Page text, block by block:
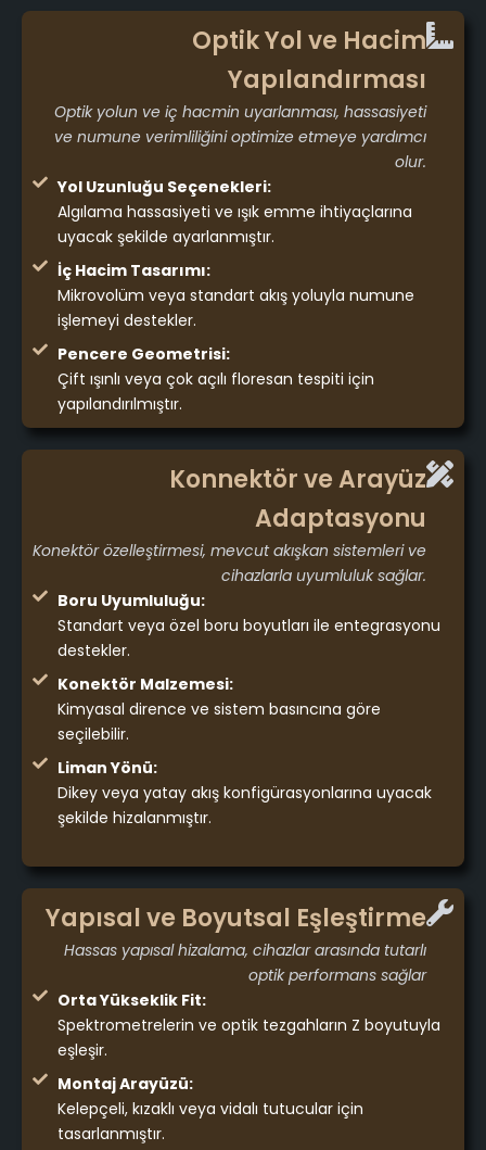
Optik Yol ve Hacim
Yapılandırması
Optik yolun ve iç hacmin uyarlanması, hassasiyeti
ve numune verimliliğini optimize etmeye yardımcı
olur.
Yol Uzunluğu Seçenekleri:
Algılama hassasiyeti ve ışık emme ihtiyaçlarına
uyacak şekilde ayarlanmıştır.
İç Hacim Tasarımı:
Mikrovolüm veya standart akış yoluyla numune
işlemeyi destekler.
Pencere Geometrisi:
Çift ışınlı veya çok açılı floresan tespiti için
yapılandırılmıştır.
Konnektör ve Arayüz
Adaptasyonu
Konektör özelleştirmesi, mevcut akışkan sistemleri ve
cihazlarla uyumluluk sağlar.
Boru Uyumluluğu:
Standart veya özel boru boyutları ile entegrasyonu
destekler.
Konektör Malzemesi:
Kimyasal dirence ve sistem basıncına göre
seçilebilir.
Liman Yönü:
Dikey veya yatay akış konfigürasyonlarına uyacak
şekilde hizalanmıştır.
Yapısal ve Boyutsal Eşleştirme
Hassas yapısal hizalama, cihazlar arasında tutarlı
optik performans sağlar
Orta Yükseklik Fit:
Spektrometrelerin ve optik tezgahların Z boyutuyla
eşleşir.
Montaj Arayüzü:
Kelepçeli, kızaklı veya vidalı tutucular için
tasarlanmıştır.